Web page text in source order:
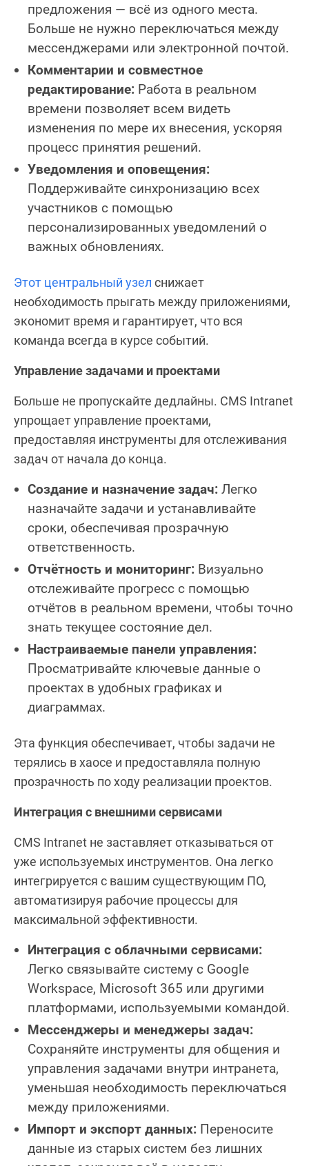
предложения — всё из одного места.
Больше не нужно переключаться между
мессенджерами или электронной почтой.
Комментарии и совместное
редактирование: Работа в реальном
времени позволяет всем видеть
изменения по мере их внесения, ускоряя
процесс принятия решений.
Уведомления и оповещения:
Поддерживайте синхронизацию всех
участников с помощью
персонализированных уведомлений о
важных обновлениях.
Этот центральный узел снижает
необходимость прыгать между приложениями,
экономит время и гарантирует, что вся
команда всегда в курсе событий.
Управление задачами и проектами
Больше не пропускайте дедлайны. CMS Intranet
упрощает управление проектами,
предоставляя инструменты для отслеживания
задач от начала до конца.
Создание и назначение задач: Легко
назначайте задачи и устанавливайте
сроки, обеспечивая прозрачную
ответственность.
Отчётность и мониторинг: Визуально
отслеживайте прогресс с помощью
отчётов в реальном времени, чтобы точно
знать текущее состояние дел.
Настраиваемые панели управления:
Просматривайте ключевые данные о
проектах в удобных графиках и
диаграммах.
Эта функция обеспечивает, чтобы задачи не
терялись в хаосе и предоставляла полную
прозрачность по ходу реализации проектов.
Интеграция с внешними сервисами
CMS Intranet не заставляет отказываться от
уже используемых инструментов. Она легко
интегрируется с вашим существующим ПО,
автоматизируя рабочие процессы для
максимальной эффективности.
Интеграция с облачными сервисами:
Легко связывайте систему с Google
Workspace, Microsoft 365 или другими
платформами, используемыми командой.
Мессенджеры и менеджеры задач:
Сохраняйте инструменты для общения и
управления задачами внутри интранета,
уменьшая необходимость переключаться
между приложениями.
Импорт и экспорт данных: Переносите
данные из старых систем без лишних